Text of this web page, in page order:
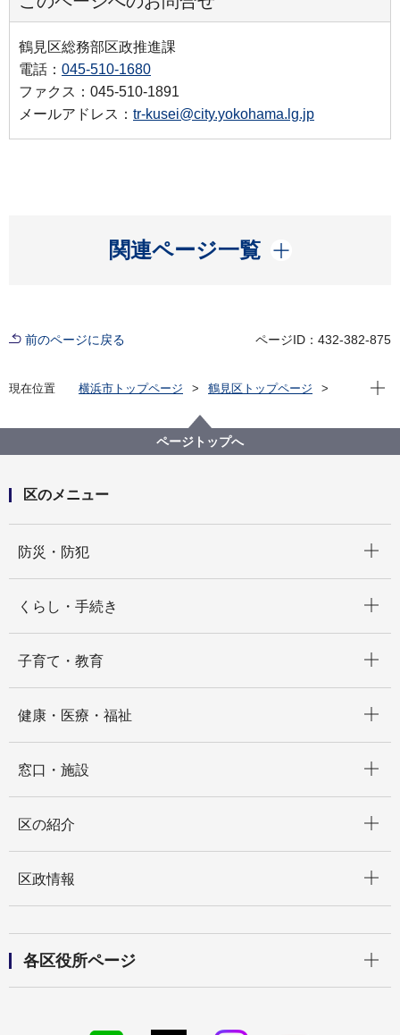
鶴見区総務部区政推進課
電話： 045-510-1680
ファクス：045-510-1891
メールアドレス： tr-kusei@city.yokohama.lg.jp
関連ページ一覧
開く
前のページに戻る ページID：432-382-875
現在位置 横浜市トップページ
鶴見区トップページ
令和８年度がスタートしました（2026年４月）
現在
ページトップへ
区のメニュー
防災・防犯
くらし・手続き
子育て・教育
健康・医療・福祉
窓口・施設
区の紹介
区政情報
各区役所ページ